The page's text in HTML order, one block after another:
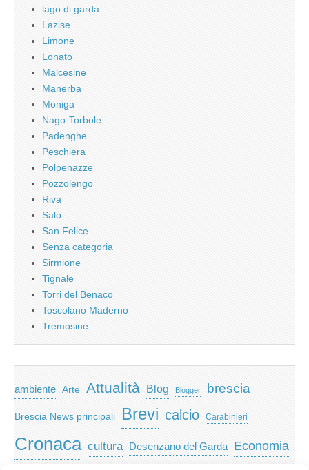
lago di garda
Lazise
Limone
Lonato
Malcesine
Manerba
Moniga
Nago-Torbole
Padenghe
Peschiera
Polpenazze
Pozzolengo
Riva
Salò
San Felice
Senza categoria
Sirmione
Tignale
Torri del Benaco
Toscolano Maderno
Tremosine
ambiente Arte Attualità Blog Blogger brescia
Brescia News principali Brevi calcio Carabinieri
Cronaca cultura Desenzano del Garda Economia